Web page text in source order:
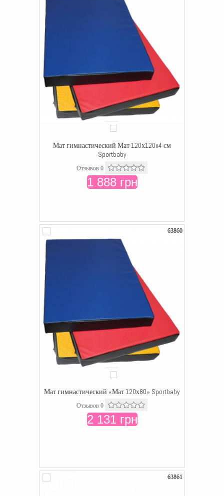
Мат гимнастический Мат 120х120x4 см
Sportbaby
Отзывов 0
1 888 грн
63860
Мат гимнастический «Мат 120х80» Sportbaby
Отзывов 0
2 131 грн
63861